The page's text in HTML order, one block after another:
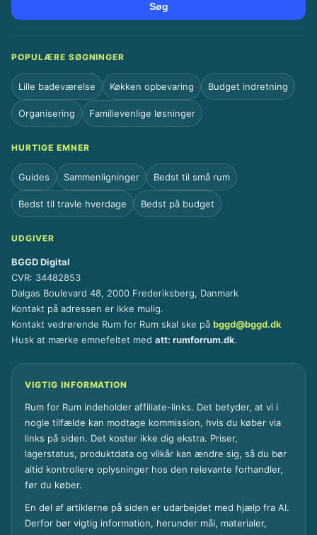
Søg
POPULÆRE SØGNINGER
Lille badeværelse Køkken opbevaring Budget indretning
Organisering Familievenlige løsninger
HURTIGE EMNER
Guides Sammenligninger Bedst til små rum
Bedst til travle hverdage Bedst på budget
UDGIVER
BGGD Digital
CVR: 34482853
Dalgas Boulevard 48, 2000 Frederiksberg, Danmark
Kontakt på adressen er ikke mulig.
Kontakt vedrørende Rum for Rum skal ske på bggd@bggd.dk
Husk at mærke emnefeltet med att: rumforrum.dk.
VIGTIG INFORMATION
Rum for Rum indeholder affiliate-links. Det betyder, at vi i
nogle tilfælde kan modtage kommission, hvis du køber via
links på siden. Det koster ikke dig ekstra. Priser,
lagerstatus, produktdata og vilkår kan ændre sig, så du bør
altid kontrollere oplysninger hos den relevante forhandler,
før du køber.
En del af artiklerne på siden er udarbejdet med hjælp fra AI.
Derfor bør vigtig information, herunder mål, materialer,